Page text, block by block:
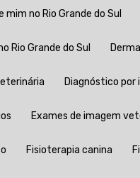
mim no Rio Grande do Sul
Rio Grande do Sul
Diagnóstico
Exames de imagem
Fisioterapia canina